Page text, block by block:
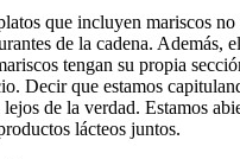
que incluyen mariscos no
de la cadena. Además,
tengan su propia
Decir que estamos
de la verdad. Estamos
lácteos juntos.